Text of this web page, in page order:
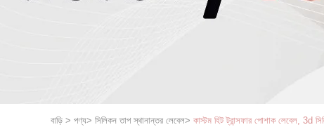
বাড়ি > পণ্য> সিলিকন তাপ স্থানান্তর লেবেল> কাস্টম হিট ট্রান্সফার পোশাক লেবেল, 3d